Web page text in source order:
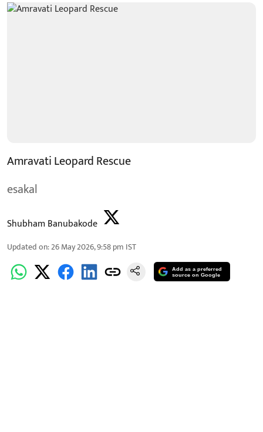
Amravati Leopard Rescue
esakal
Shubham Banubakode
Updated on:26 May 2026, 9:58 pm IST
Add as a preferred
source on Google